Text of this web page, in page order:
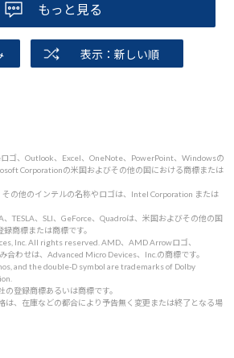
もっと見る
表示：新しい順
ゴ、Outlook、Excel、OneNote、PowerPoint、Windowsの
Corporationの米国およびその他の国における商標または
の他のインテルの名称やロゴは、Intel Corporation または
TESLA、SLI、GeForce、Quadroは、米国およびその他の国
商標または商標です。
Inc. All rights reserved. AMD、AMD Arrowロゴ、
合わせは、Advanced Micro Devices、Inc.の商標です。
and the double-D symbol are trademarks of Dolby
の登録商標あるいは商標です。
は、在庫などの都合により予告無く変更または終了となる場